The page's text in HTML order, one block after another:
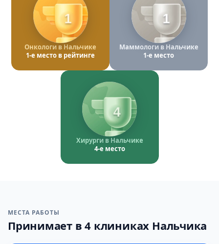
1
Онкологи в Нальчике
1-е место в рейтинге
1
Маммологи в Нальчике
1-е место
4
Хирурги в Нальчике
4-е место
МЕСТА РАБОТЫ
Принимает в 4 клиниках Нальчика